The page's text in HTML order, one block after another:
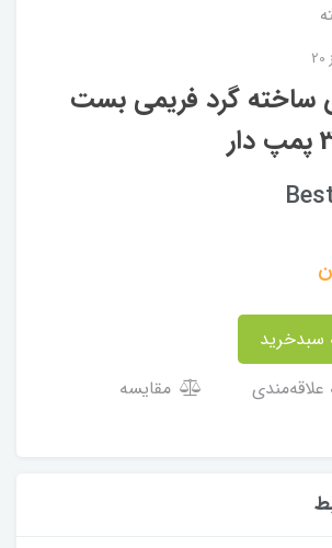
ساخته گرد فریمی بست
مقایسه